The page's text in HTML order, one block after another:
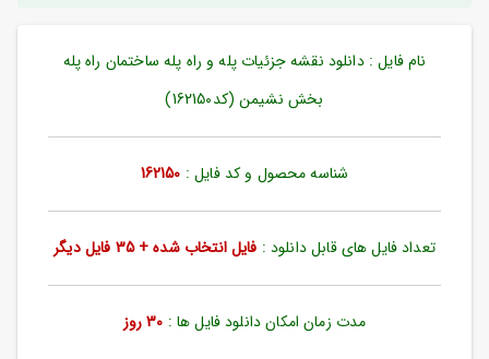
دانلود
ورود
به
نام فایل : دانلود نقشه جزئیات پله و راه پله ساختمان راه پله
بخش نشیمن (کد162150)
شناسه محصول و کد فایل : 162150
تعداد فایل های قابل دانلود : فایل انتخاب شده + 35 فایل دیگر
مدت زمان امکان دانلود فایل ها : 30 روز